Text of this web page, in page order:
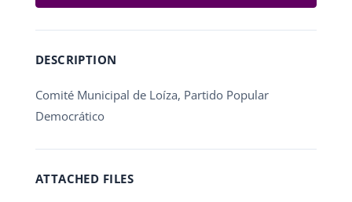
DESCRIPTION
Comité Municipal de Loíza, Partido Popular
Democrático
ATTACHED FILES